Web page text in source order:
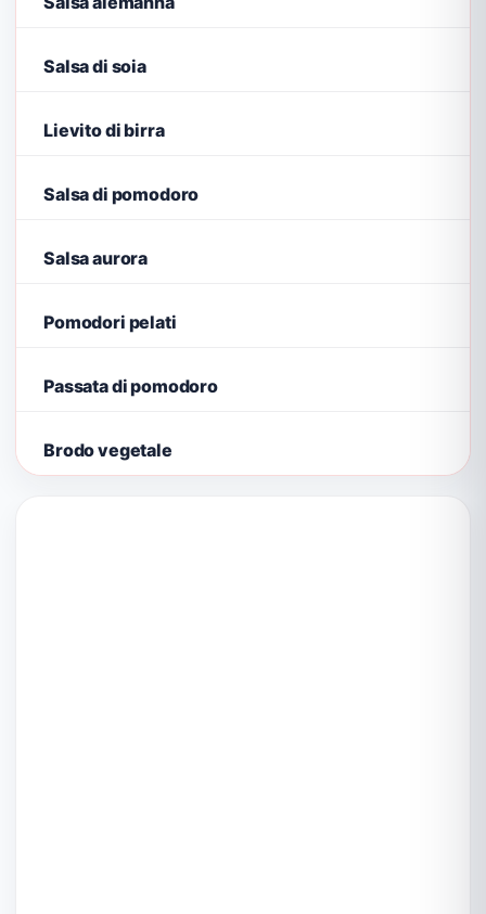
Salsa di soia
Lievito di birra
Salsa di pomodoro
Salsa aurora
Pomodori pelati
Passata di pomodoro
Brodo vegetale